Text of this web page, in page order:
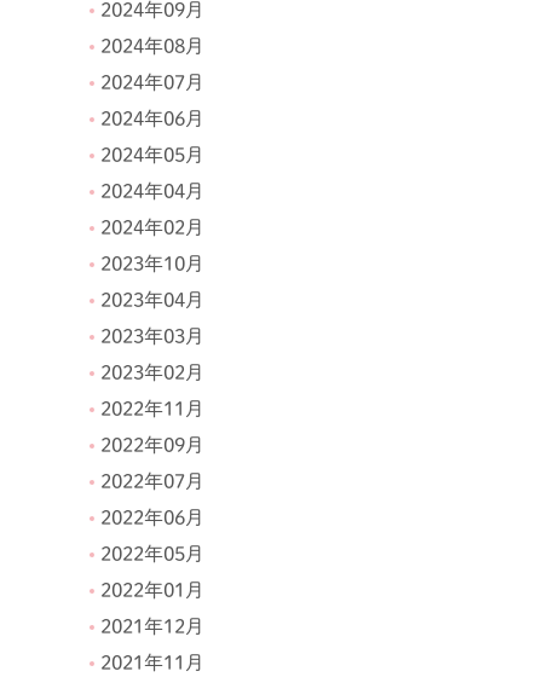
2024年09月
2024年08月
2024年07月
2024年06月
2024年05月
2024年04月
2024年02月
2023年10月
2023年04月
2023年03月
2023年02月
2022年11月
2022年09月
2022年07月
2022年06月
2022年05月
2022年01月
2021年12月
2021年11月